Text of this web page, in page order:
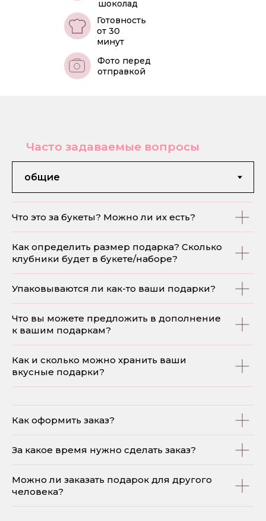
Фото перед
отправкой
Готовность
от 30
минут
шоколад
Часто задаваемые вопросы
Что это за букеты? Можно ли их есть?
Как определить размер подарка? Сколько
клубники будет в букете/наборе?
Упаковываются ли как-то ваши подарки?
Что вы можете предложить в дополнение
к вашим подаркам?
Как и сколько можно хранить ваши
вкусные подарки?
Как оформить заказ?
За какое время нужно сделать заказ?
Можно ли заказать подарок для другого
человека?